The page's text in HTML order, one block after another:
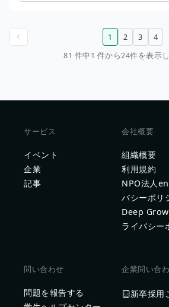
1 2 3
4
81 件中1 件から24件を表示
サービス
イベント
企業
記事
会社概要
組織概要
利用規約
NPO法人
バシーポリ
Deep
ライバシー
問い合わせ
問題を報告する
企業問い合
新卒採用